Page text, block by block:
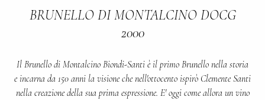
BRUNELLO DI MONTALCINO DOCG
2000
Il Brunello di Montalcino Biondi-Santi è il primo Brunello nella storia
e incarna da 150 anni la visione che nell'ottocento ispirò Clemente Santi
nella creazione della sua prima espressione. E' oggi come allora un vino